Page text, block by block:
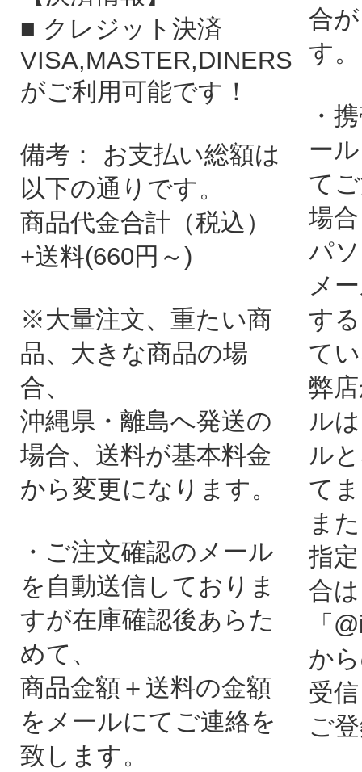
■ クレジット決済
VISA,MASTER,DINERS
がご利用可能です！
備考： お支払い総額は
以下の通りです。
商品代金合計（税込）
+送料(660円～)
※大量注文、重たい商
品、大きな商品の場
合、
沖縄県・離島へ発送の
場合、送料が基本料金
から変更になります。
・ご注文確認のメール
を自動送信しておりま
すが在庫確認後あらた
めて、
商品金額＋送料の金額
をメールにてご連絡を
致します。
合
す。
・
ー
て
場合
パ
メ
す
て
弊
ル
ル
て
ま
指
合
「
か
受
ご